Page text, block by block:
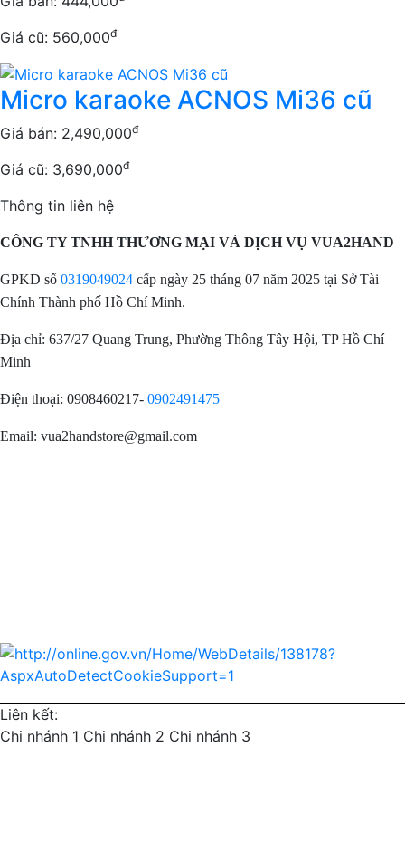
Giá cũ: 560,000đ
Micro karaoke ACNOS Mi36 cũ
Giá bán: 2,490,000đ
Giá cũ: 3,690,000đ
Thông tin liên hệ
CÔNG TY TNHH THƯƠNG MẠI VÀ DỊCH VỤ VUA2HAND
GPKD số 0319049024 cấp ngày 25 tháng 07 năm 2025 tại Sở Tài
Chính Thành phố Hồ Chí Minh.
Địa chỉ: 637/27 Quang Trung, Phường Thông Tây Hội, TP Hồ Chí
Minh
Điện thoại: 0908460217- 0902491475
Email: vua2handstore@gmail.com
Liên kết:
Chi nhánh 1 Chi nhánh 2 Chi nhánh 3